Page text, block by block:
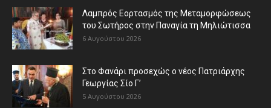
Λαμπρός Εορτασμός της Μεταμορφώσεως
του Σωτήρος στην Παναγία τη Μηλιώτισσα
6 Αυγούστου 2026
Στο Φανάρι προσεχώς ο νέος Πατριάρχης
Γεωργίας Σίο Γ’
5 Αυγούστου 2026